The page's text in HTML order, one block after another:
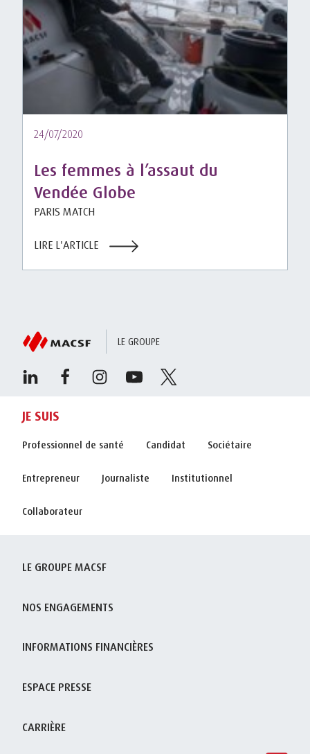
24/07/2020
Les femmes à l’assaut du
Vendée Globe
PARIS MATCH
LIRE L'ARTICLE
LE GROUPE
JE SUIS
Professionnel de santé Candidat Sociétaire
Entrepreneur Journaliste Institutionnel
Collaborateur
LE GROUPE MACSF
NOS ENGAGEMENTS
INFORMATIONS FINANCIÈRES
ESPACE PRESSE
CARRIÈRE